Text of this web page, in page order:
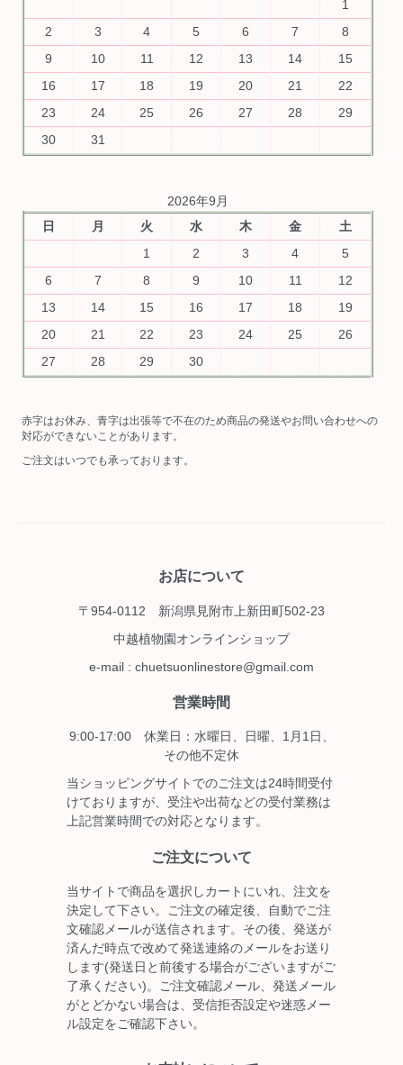
1
2
3 4 5 6 7
8
9
10 11 12 13 14
15
16
17 18 19 20 21
22
23
24 25 26 27 28
29
30
31
2026年9月
日
月 火 水 木 金
土
1
2 3 4
5
6
7 8 9 10 11
12
13
14 15 16 17 18
19
20
21 22 23 24 25
26
27
28 29 30
赤字はお休み、青字は出張等で不在のため商品の発送やお問い合わせへの
対応ができないことがあります。
ご注文はいつでも承っております。
お店について
〒954-0112 新潟県見附市上新田町502-23
中越植物園オンラインショップ
e-mail : chuetsuonlinestore@gmail.com
営業時間
9:00-17:00 休業日：水曜日、日曜、1月1日、
その他不定休
当ショッピングサイトでのご注文は24時間受付
けておりますが、受注や出荷などの受付業務は
上記営業時間での対応となります。
ご注文について
当サイトで商品を選択しカートにいれ、注文を
決定して下さい。ご注文の確定後、自動でご注
文確認メールが送信されます。その後、発送が
済んだ時点で改めて発送連絡のメールをお送り
します(発送日と前後する場合がございますがご
了承ください)。ご注文確認メール、発送メール
がとどかない場合は、受信拒否設定や迷惑メー
ル設定をご確認下さい。